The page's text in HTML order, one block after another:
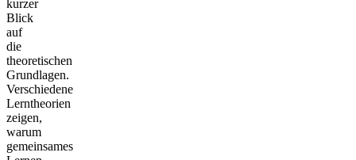
kurzer
Blick
auf
die
theoretischen
Grundlagen.
Verschiedene
Lerntheorien
zeigen,
warum
gemeinsames